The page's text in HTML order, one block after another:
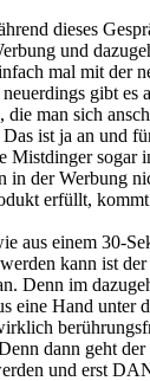
dieses
und
mal mit der
gibt es
man sich
ist ja an und
Mistdinger sogar
in der Werbung
erfüllt,
aus einem 30-
kann ist
Denn im
eine Hand unter
dann geht der
und erst